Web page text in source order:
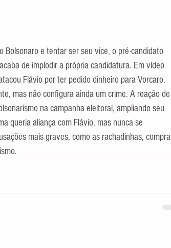
Bolsonaro e tentar ser seu vice, o pré-candidato
de implodir a própria candidatura. Em vídeo
Flávio por ter pedido dinheiro para Vorcaro.
mas não configura ainda um crime. A reação de
na campanha eleitoral, ampliando seu
queria aliança com Flávio, mas nunca se
mais graves, como as rachadinhas, compra